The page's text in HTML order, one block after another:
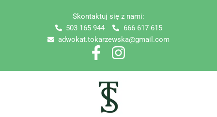
Skontaktuj się z nami:
503 165 944
666 617 615
adwokat.tokarzewska@gmail.com